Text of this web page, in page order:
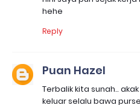
hehe
Reply
Puan Hazel
Terbalik kita sunah..
keluar selalu bawa